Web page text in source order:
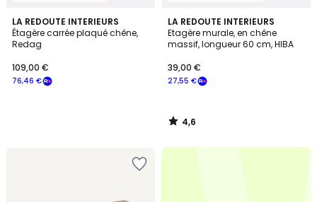
LA REDOUTE INTERIEURS
Étagère carrée plaqué chêne,
Redag
76,46 €
109,00 €
LA REDOUTE INTERIEURS
Etagère murale, en chêne
massif, longueur 60 cm, HIBA
27,55 €
39,00 €
4,6
/ 5
4,6
/